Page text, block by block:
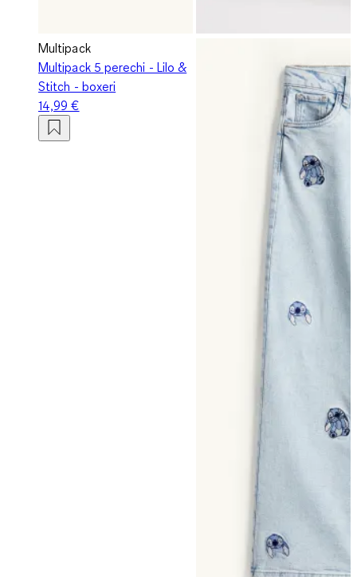
Multipack
Multipack 5 perechi - Lilo &
Stitch - boxeri
14,99 €